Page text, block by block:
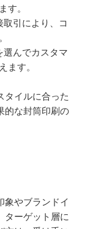
す。
引により、コ
選んでカスタマ
ます。
タイルに合った
的な封筒印刷の
象やブランドイ
ターゲット層に